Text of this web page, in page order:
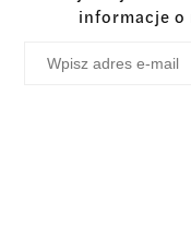
informacje o